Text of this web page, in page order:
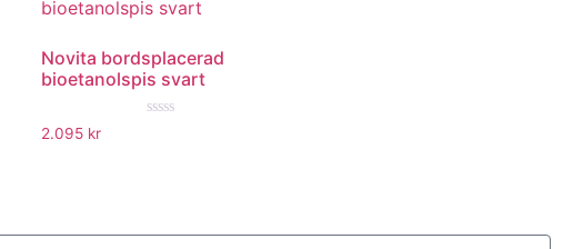
Novita bordsplacerad
bioetanolspis svart
2.095 kr